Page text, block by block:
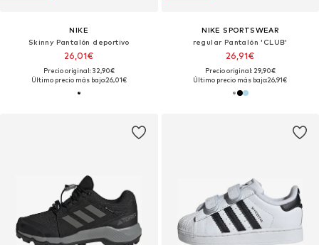
NIKE
Skinny Pantalón deportivo
26,01€
Precio original: 32,90€
Último precio más bajo:26,01€
NIKE SPORTSWEAR
regular Pantalón 'CLUB'
26,91€
Precio original: 29,90€
Último precio más bajo:26,91€